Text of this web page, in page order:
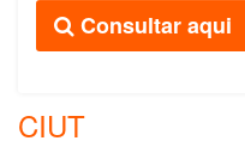
Consultar aqui
CIUT